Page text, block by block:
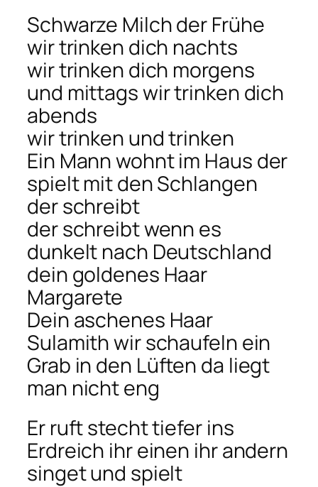
Schwarze Milch der Frühe
wir trinken dich nachts
wir trinken dich morgens
und mittags wir trinken dich
abends
wir trinken und trinken
Ein Mann wohnt im Haus der
spielt mit den Schlangen
der schreibt
der schreibt wenn es
dunkelt nach Deutschland
dein goldenes Haar
Margarete
Dein aschenes Haar
Sulamith wir schaufeln ein
Grab in den Lüften da liegt
man nicht eng
Er ruft stecht tiefer ins
Erdreich ihr einen ihr andern
singet und spielt